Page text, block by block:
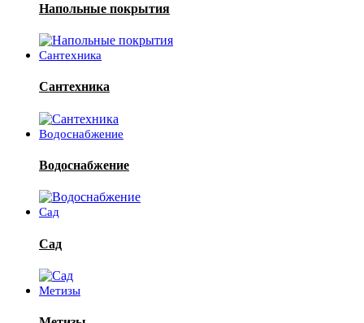
Напольные покрытия
Сантехника
Сантехника
Водоснабжение
Водоснабжение
Сад
Сад
Метизы